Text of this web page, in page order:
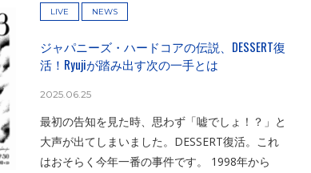
LIVE NEWS
ジャパニーズ・ハードコアの伝説、DESSERT復
活！Ryujiが踏み出す次の一手とは
2025.06.25
最初の告知を見た時、思わず「嘘でしょ！？」と
大声が出てしまいました。DESSERT復活。これ
はおそらく今年一番の事件です。 1998年から